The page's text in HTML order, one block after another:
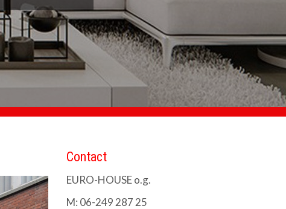
Contact
EURO-HOUSE o.g.
M: 06-249 287 25